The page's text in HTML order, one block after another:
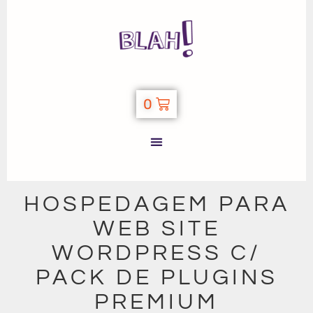
0
HOSPEDAGEM PARA
WEB SITE
WORDPRESS C/
PACK DE PLUGINS
PREMIUM